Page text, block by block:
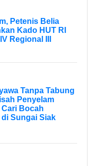
Petenis Belia
Kado HUT RI
Regional III
Tanpa Tabung
Penyelam
Bocah
Sungai Siak